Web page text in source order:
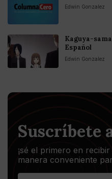
Edwin Gonzalez
Kaguya-
Español
Edwin Gonzalez
Suscríbete
¡sé el primero en
manera conveniente